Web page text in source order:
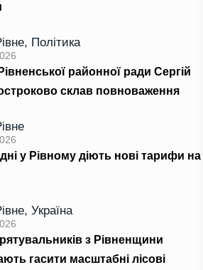
, Політика
районної ради Сергій
склав повноваження
у Рівному діють нові тарифи на
, Україна
з Рівненщини
гасити масштабні лісові